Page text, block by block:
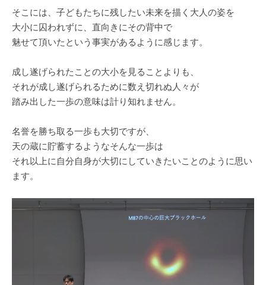
そこには、子どもたちに残したい未来を描く大人の姿を
大小に囚われずに、直向きにその背中で
魅せて頂いたという事実があるように感じます。
成し遂げられたことの大小を見ることよりも、
それが成し遂げられるために数え切れぬ人々が
踏み出した一歩の意味は計り知れません。
名誉を勝ち取る一歩も大切ですが、
天の蔵に貯蓄するようなそんな一歩は
それ以上に自分自身が大切にしていきたいことのように思い
ます。